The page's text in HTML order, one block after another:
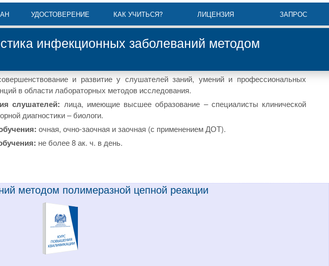
УДОСТОВЕРЕНИЕ КАК УЧИТЬСЯ? ЛИЦЕНЗИЯ ЗАПРОС
инфекционных заболеваний методом
и развитие у слушателей заний, умений и профессиональных
в области лабораторных методов исследования.
слушателей: лица, имеющие высшее образование – специалисты клинической
диагностики – биологи.
очная, очно-заочная и заочная (с применением ДОТ).
не более 8 ак. ч. в день.
методом полимеразной цепной реакции